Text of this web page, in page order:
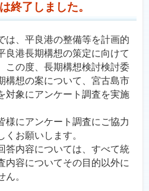
終了しました。
は、平良港の整備等を計画的
良港長期構想の策定に向けて
この度、長期構想検討検討委
構想の案について、宮古島市
対象にアンケート調査を実施
様にアンケート調査にご協力
くお願いします。
答内容については、すべて統
内容についてその目的以外に
。